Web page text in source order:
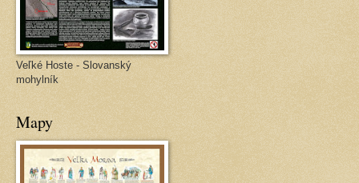
Veľké Hoste - Slovanský
mohylník
Mapy